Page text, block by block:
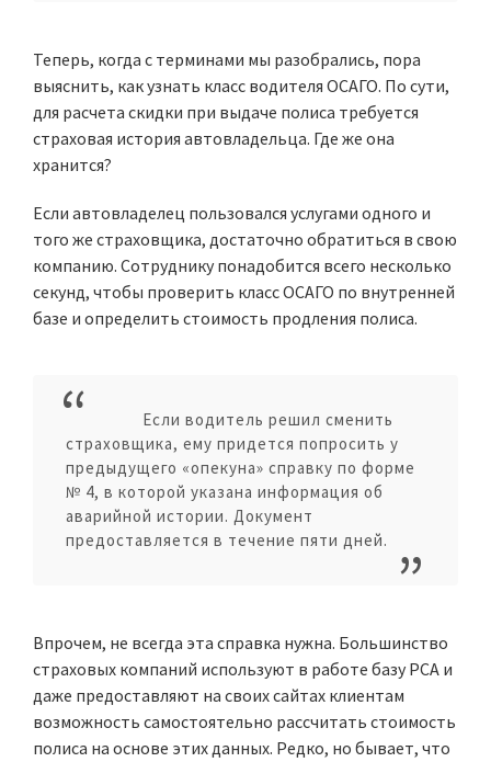
Теперь, когда с терминами мы разобрались, пора
выяснить, как узнать класс водителя ОСАГО. По сути,
для расчета скидки при выдаче полиса требуется
страховая история автовладельца. Где же она
хранится?
Если автовладелец пользовался услугами одного и
того же страховщика, достаточно обратиться в свою
компанию. Сотруднику понадобится всего несколько
секунд, чтобы проверить класс ОСАГО по внутренней
базе и определить стоимость продления полиса.
Если водитель решил сменить
страховщика, ему придется попросить у
предыдущего «опекуна» справку по форме
№ 4, в которой указана информация об
аварийной истории. Документ
предоставляется в течение пяти дней.
Впрочем, не всегда эта справка нужна. Большинство
страховых компаний используют в работе базу РСА и
даже предоставляют на своих сайтах клиентам
возможность самостоятельно рассчитать стоимость
полиса на основе этих данных. Редко, но бывает, что